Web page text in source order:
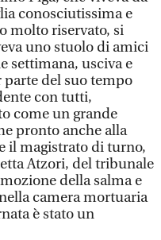
conosciutissima e
molto riservato, si
uno stuolo di amici
settimana, usciva e
parte del suo tempo
con tutti,
come un grande
pronto anche alla
il magistrato di turno,
Atzori, del tribunale
della salma e
camera mortuaria
è stato un